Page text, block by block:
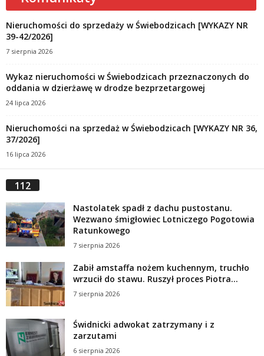
Nieruchomości do sprzedaży w Świebodzicach [WYKAZY NR
39-42/2026]
7 sierpnia 2026
Wykaz nieruchomości w Świebodzicach przeznaczonych do
oddania w dzierżawę w drodze bezprzetargowej
24 lipca 2026
Nieruchomości na sprzedaż w Świebodzicach [WYKAZY NR 36,
37/2026]
16 lipca 2026
112
Nastolatek spadł z dachu pustostanu.
Wezwano śmigłowiec Lotniczego Pogotowia
Ratunkowego
7 sierpnia 2026
Zabił amstaffa nożem kuchennym, truchło
wrzucił do stawu. Ruszył proces Piotra...
7 sierpnia 2026
Świdnicki adwokat zatrzymany i z
zarzutami
6 sierpnia 2026